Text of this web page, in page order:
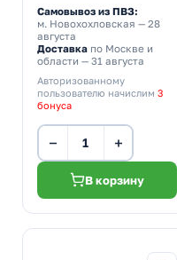
Самовывоз из ПВЗ:
м. Новохохловская — 28
августа
Доставка по Москве и
области — 31 августа
Авторизованному
пользователю начислим 3
бонуса
− +
В корзину